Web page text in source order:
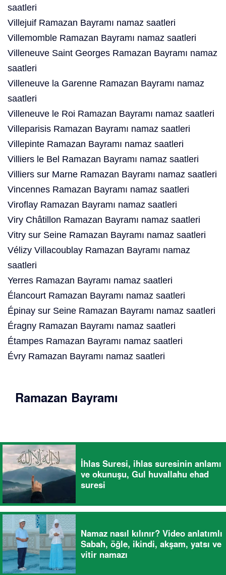
saatleri
Villejuif Ramazan Bayramı namaz saatleri
Villemomble Ramazan Bayramı namaz saatleri
Villeneuve Saint Georges Ramazan Bayramı namaz
saatleri
Villeneuve la Garenne Ramazan Bayramı namaz
saatleri
Villeneuve le Roi Ramazan Bayramı namaz saatleri
Villeparisis Ramazan Bayramı namaz saatleri
Villepinte Ramazan Bayramı namaz saatleri
Villiers le Bel Ramazan Bayramı namaz saatleri
Villiers sur Marne Ramazan Bayramı namaz saatleri
Vincennes Ramazan Bayramı namaz saatleri
Viroflay Ramazan Bayramı namaz saatleri
Viry Châtillon Ramazan Bayramı namaz saatleri
Vitry sur Seine Ramazan Bayramı namaz saatleri
Vélizy Villacoublay Ramazan Bayramı namaz
saatleri
Yerres Ramazan Bayramı namaz saatleri
Élancourt Ramazan Bayramı namaz saatleri
Épinay sur Seine Ramazan Bayramı namaz saatleri
Éragny Ramazan Bayramı namaz saatleri
Étampes Ramazan Bayramı namaz saatleri
Évry Ramazan Bayramı namaz saatleri
Ramazan Bayramı
İhlas Suresi, ihlas suresinin anlamı
ve okunuşu, Gul huvallahu ehad
suresi
Namaz nasıl kılınır? Video anlatımlı
Sabah, öğle, ikindi, akşam, yatsı ve
vitir namazı